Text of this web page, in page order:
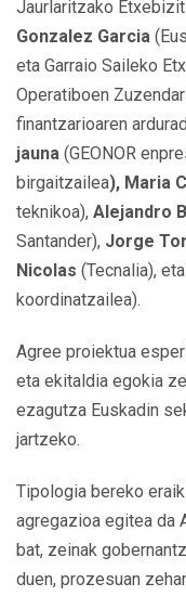
Jaurlaritzako
Gonzalez Garcia
eta Garraio Saileko
Operatiboen
finantzarioaren
jauna (GEONOR
birgaitzailea), Maria
teknikoa), Alejandro
Santander), Jorge
Nicolas (Tecnalia), eta
koordinatzailea).
Agree proiektua
eta ekitaldia egokia
ezagutza Euskadin
jartzeko.
Tipologia bereko
agregazioa egitea da
bat, zeinak
duen, prozesuan